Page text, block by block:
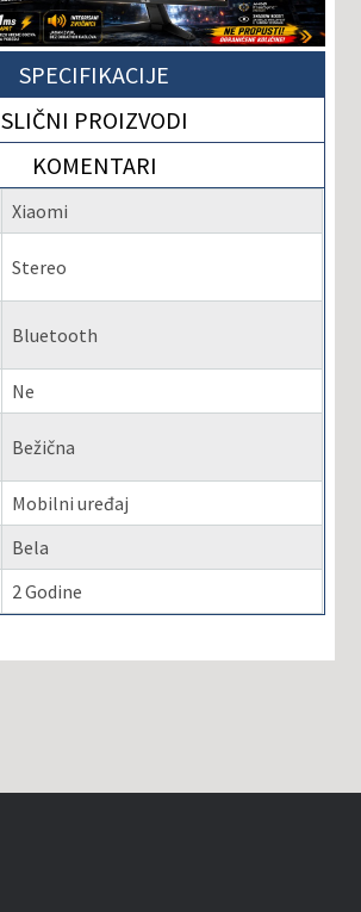
SPECIFIKACIJE
SLIČNI PROIZVODI
KOMENTARI
Xiaomi
Stereo
Bluetooth
Ne
Bežična
Mobilni uređaj
Bela
2 Godine